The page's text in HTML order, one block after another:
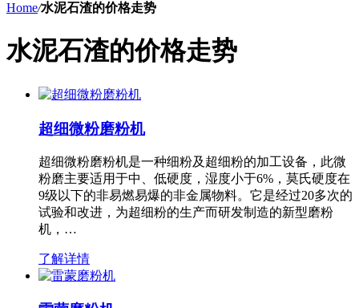
Home/水泥石渣的价格走势
水泥石渣的价格走势
超细微粉磨粉机
超细微粉磨粉机是一种细粉及超细粉的加工设备，此微
粉磨主要适用于中、低硬度，湿度小于6%，莫氏硬度在
9级以下的非易燃易爆的非金属物料。它是经过20多次的
试验和改进，为超细粉的生产而研发制造的新型磨粉
机，…
了解详情